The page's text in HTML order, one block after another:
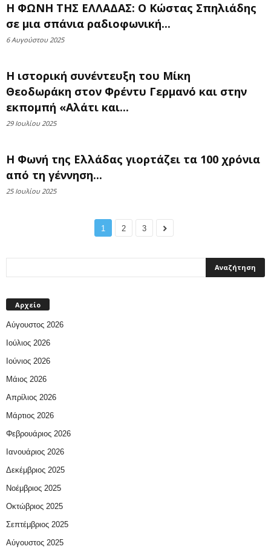
Η ΦΩΝΗ ΤΗΣ ΕΛΛΑΔΑΣ: Ο Κώστας Σπηλιάδης
σε μια σπάνια ραδιοφωνική...
6 Αυγούστου 2025
H ιστορική συνέντευξη του Μίκη
Θεοδωράκη στον Φρέντυ Γερμανό και στην
εκπομπή «Αλάτι και...
29 Ιουλίου 2025
Η Φωνή της Ελλάδας γιορτάζει τα 100 χρόνια
από τη γέννηση...
25 Ιουλίου 2025
1 2 3
Αρχείο
Αύγουστος 2026
Ιούλιος 2026
Ιούνιος 2026
Μάιος 2026
Απρίλιος 2026
Μάρτιος 2026
Φεβρουάριος 2026
Ιανουάριος 2026
Δεκέμβριος 2025
Νοέμβριος 2025
Οκτώβριος 2025
Σεπτέμβριος 2025
Αύγουστος 2025